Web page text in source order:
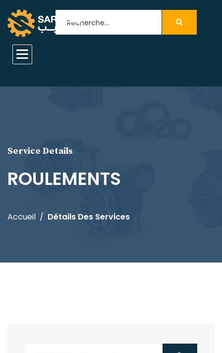
Service Details
ROULEMENTS
Accueil Détails Des Services